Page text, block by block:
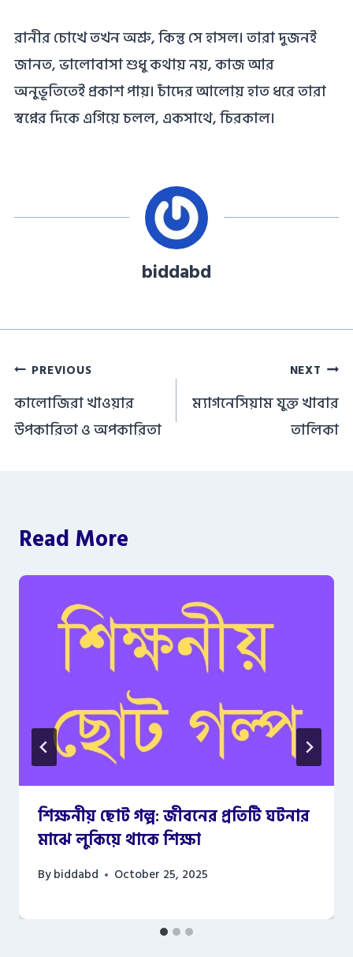
রানীর চোখে তখন অশ্রু, কিন্তু সে হাসল। তারা দুজনই
জানত, ভালোবাসা শুধু কথায় নয়, কাজ আর
অনুভূতিতেই প্রকাশ পায়। চাঁদের আলোয় হাত ধরে তারা
স্বপ্নের দিকে এগিয়ে চলল, একসাথে, চিরকাল।
biddabd
Post
navigation
PREVIOUS
কালোজিরা খাওয়ার
উপকারিতা ও অপকারিতা
NEXT
ম্যাগনেসিয়াম যুক্ত খাবার
তালিকা
Read More
শিক্ষনীয় ছোট গল্প: জীবনের প্রতিটি ঘটনার
মাঝে লুকিয়ে থাকে শিক্ষা
Bybiddabd October 25, 2025